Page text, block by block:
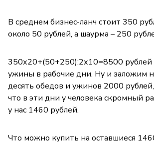
В среднем бизнес-ланч стоит 350
около 50 рублей, а шаурма – 250
350х20+(50+250):2х10=8500 рублей
ужины в рабочие дни. Ну и заложим
десять обедов и ужинов 2000
что в эти дни у человека скромный
у нас 1460 рублей.
Что можно купить на оставшиеся